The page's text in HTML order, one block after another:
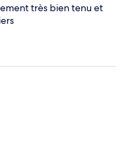
très bien tenu et